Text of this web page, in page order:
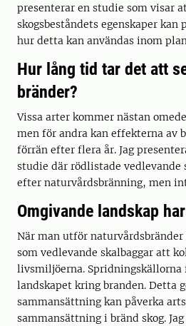
presenterar en studie som visar
skogsbeståndets egenskaper
hur detta kan användas inom
Hur lång tid tar det att
bränder?
Vissa arter kommer nästan
men för andra kan effekterna av
förrän efter flera år. Jag
studie där rödlistade vedlevande
efter naturvårdsbränning, men
Omgivande landskap
När man utför
som vedlevande skalbaggar att
livsmiljöerna. Spridningskällorna
landskapet kring branden. Detta
sammansättning kan påverka
sammansättning i bränd skog.